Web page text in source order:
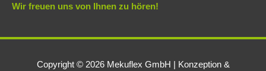
Wir freuen uns von Ihnen zu hören!
Copyright © 2026 Mekuflex GmbH | Konzeption &